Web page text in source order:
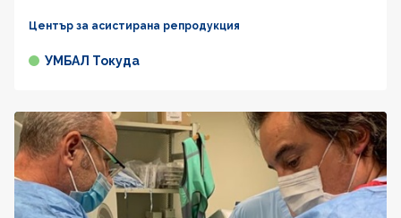
Център за асистирана репродукция
УМБАЛ Токуда